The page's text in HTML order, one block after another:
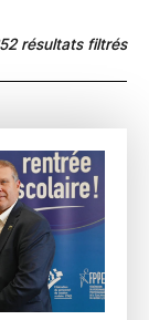
résultats filtrés